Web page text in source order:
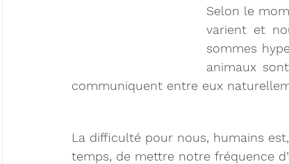
Selon le
varient et
sommes
animaux
communiquent entre eux
La difficulté pour nous, humains
temps, de mettre notre fréquence